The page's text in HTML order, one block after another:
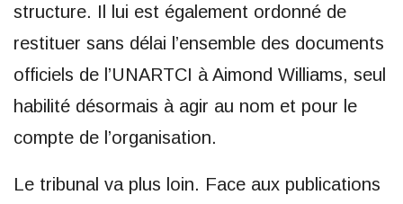
structure. Il lui est également ordonné de
restituer sans délai l’ensemble des documents
officiels de l’UNARTCI à Aimond Williams, seul
habilité désormais à agir au nom et pour le
compte de l’organisation.
Le tribunal va plus loin. Face aux publications